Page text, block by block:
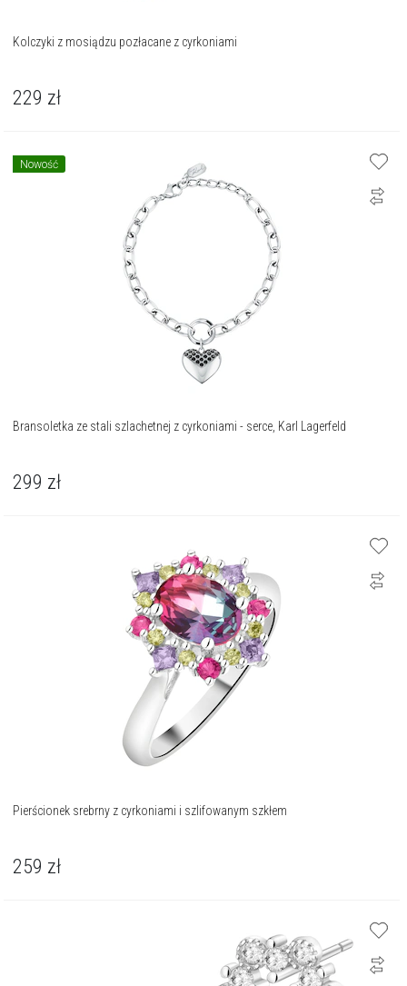
Kolczyki z mosiądzu pozłacane z cyrkoniami
229 zł
Nowość
Bransoletka ze stali szlachetnej z cyrkoniami - serce, Karl Lagerfeld
299 zł
Pierścionek srebrny z cyrkoniami i szlifowanym szkłem
259 zł